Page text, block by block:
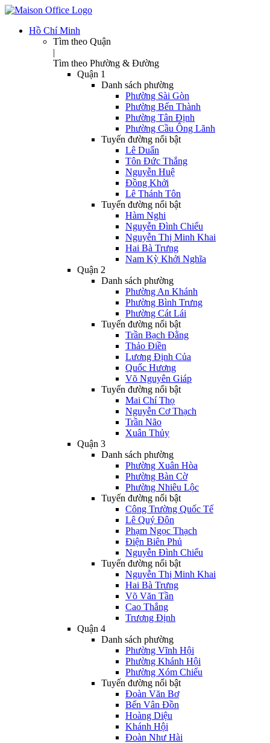
Hồ Chí Minh
Tìm theo Quận
|
Tìm theo Phường & Đường
Quận 1
Danh sách phường
Phường Sài Gòn
Phường Bến Thành
Phường Tân Định
Phường Cầu Ông Lãnh
Tuyến đường nổi bật
Lê Duẩn
Tôn Đức Thắng
Nguyễn Huệ
Đồng Khởi
Lê Thánh Tôn
Tuyến đường nổi bật
Hàm Nghi
Nguyễn Đình Chiểu
Nguyễn Thị Minh Khai
Hai Bà Trưng
Nam Kỳ Khởi Nghĩa
Quận 2
Danh sách phường
Phường An Khánh
Phường Bình Trưng
Phường Cát Lái
Tuyến đường nổi bật
Trần Bạch Đằng
Thảo Điền
Lương Định Của
Quốc Hương
Võ Nguyên Giáp
Tuyến đường nổi bật
Mai Chí Thọ
Nguyễn Cơ Thạch
Trần Não
Xuân Thủy
Quận 3
Danh sách phường
Phường Xuân Hòa
Phường Bàn Cờ
Phường Nhiêu Lộc
Tuyến đường nổi bật
Công Trường Quốc Tế
Lê Quý Đôn
Phạm Ngọc Thạch
Điện Biên Phủ
Nguyễn Đình Chiểu
Tuyến đường nổi bật
Nguyễn Thị Minh Khai
Hai Bà Trưng
Võ Văn Tần
Cao Thắng
Trương Định
Quận 4
Danh sách phường
Phường Vĩnh Hội
Phường Khánh Hội
Phường Xóm Chiếu
Tuyến đường nổi bật
Đoàn Văn Bơ
Bến Vân Đồn
Hoàng Diệu
Khánh Hội
Đoàn Như Hài